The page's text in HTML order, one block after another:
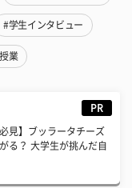
#学生インタビュー
業
PR
見】ブッラータチーズ
る？ 大学生が挑んだ自